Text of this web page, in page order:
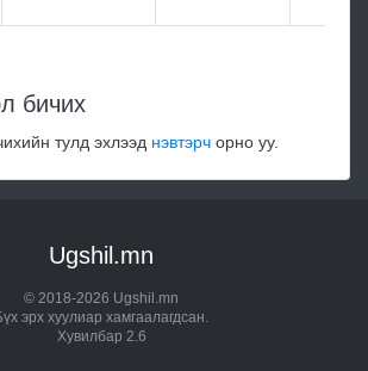
бичих
тулд эхлээд нэвтэрч орно уу.
Ugshil.mn
© 2018-2026 Ugshil.mn
эрх хуулиар хамгаалагдсан.
Хувилбар 2.6